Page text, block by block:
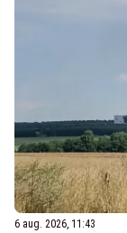
6 aug. 2026, 11:43